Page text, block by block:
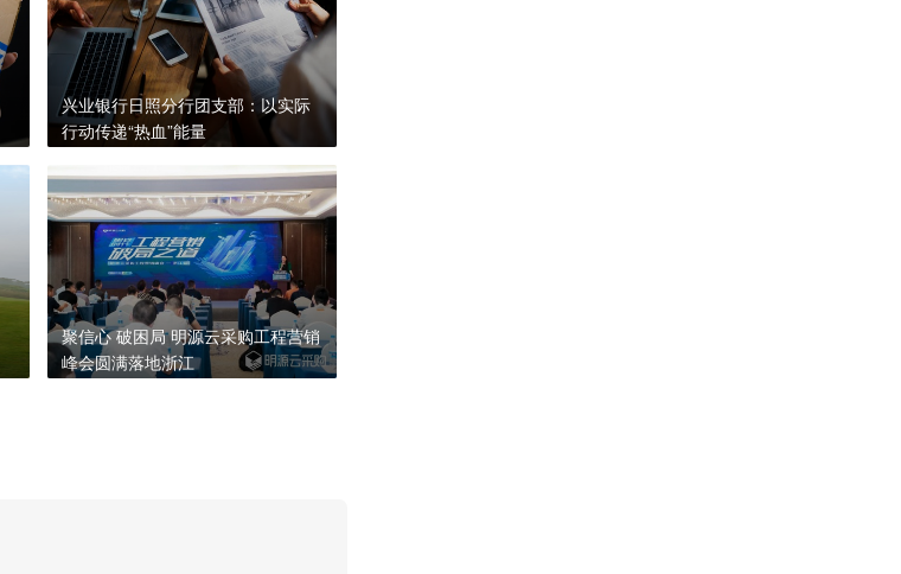
兴业银行日照分行团支部：以实际
行动传递“热血”能量
聚信心 破困局 明源云采购工程营销
峰会圆满落地浙江